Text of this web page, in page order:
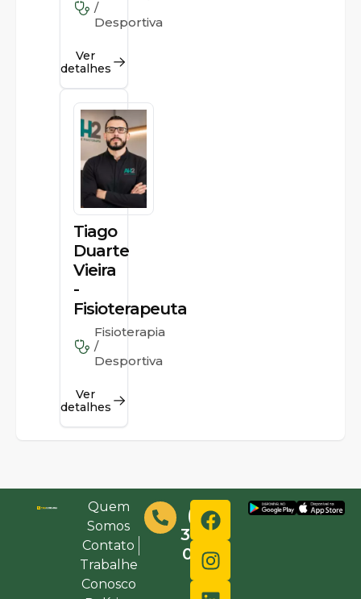
/
Desportiva
Ver
detalhes
Tiago
Duarte
Vieira
-
Fisioterapeuta
Fisioterapia
/
Desportiva
Ver
detalhes
Quem
Somos
Contato
Trabalhe
Conosco
(48)
3632-
0000